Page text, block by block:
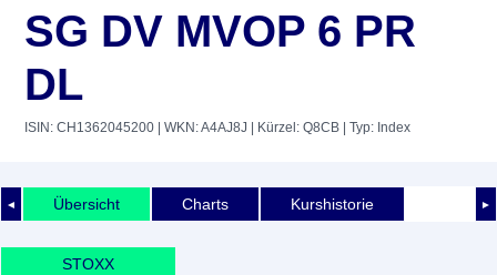
SG DV MVOP 6 PR
DL
ISIN: CH1362045200 | WKN: A4AJ8J | Kürzel: Q8CB | Typ: Index
◄ ►
Übersicht Charts Kurshistorie
STOXX